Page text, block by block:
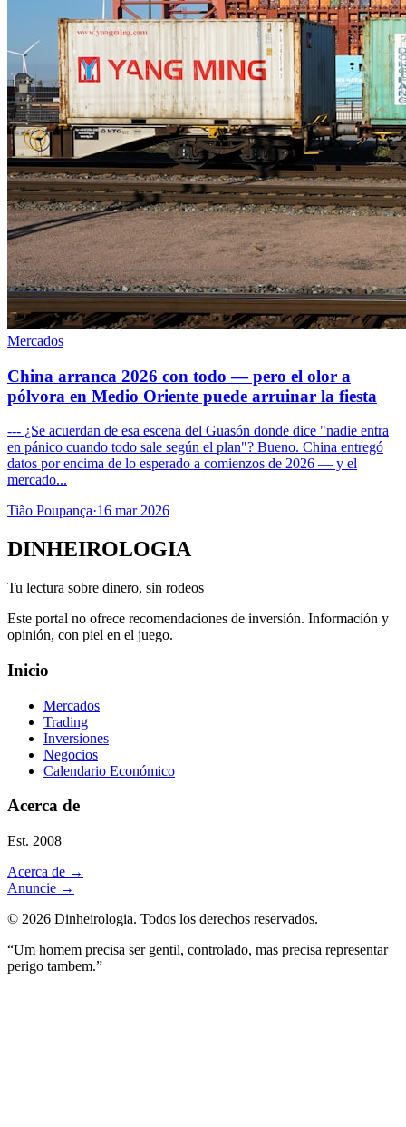
Mercados
China arranca 2026 con todo — pero el olor a
pólvora en Medio Oriente puede arruinar la fiesta
--- ¿Se acuerdan de esa escena del Guasón donde dice "nadie entra
en pánico cuando todo sale según el plan"? Bueno. China entregó
datos por encima de lo esperado a comienzos de 2026 — y el
mercado...
Tião Poupança·16 mar 2026
DINHEIROLOGIA
Tu lectura sobre dinero, sin rodeos
Este portal no ofrece recomendaciones de inversión. Información y
opinión, con piel en el juego.
Inicio
Mercados
Trading
Inversiones
Negocios
Calendario Económico
Acerca de
Est. 2008
Acerca de →
Anuncie →
© 2026 Dinheirologia. Todos los derechos reservados.
“Um homem precisa ser gentil, controlado, mas precisa representar
perigo tambem.”